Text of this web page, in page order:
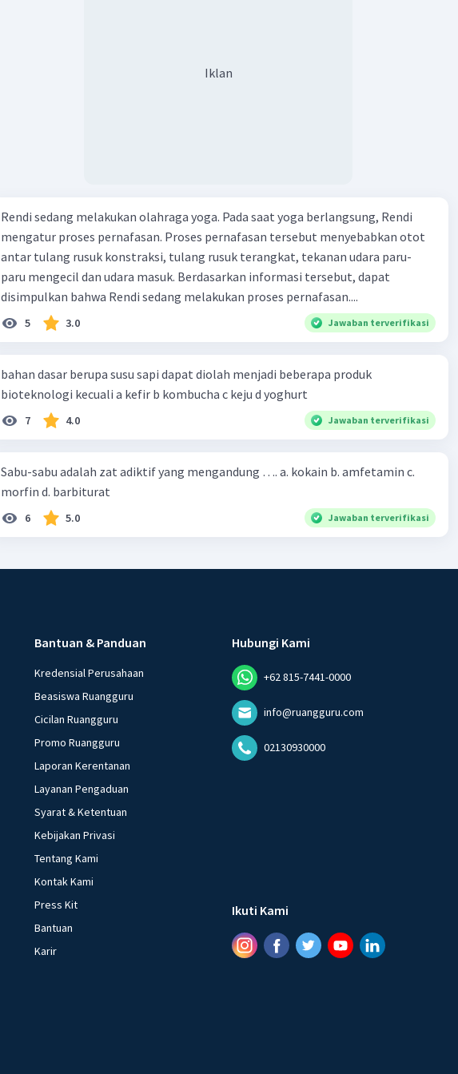
Iklan
Rendi sedang melakukan olahraga yoga. Pada saat yoga berlangsung, Rendi
mengatur proses pernafasan. Proses pernafasan tersebut menyebabkan otot
antar tulang rusuk konstraksi, tulang rusuk terangkat, tekanan udara paru-
paru mengecil dan udara masuk. Berdasarkan informasi tersebut, dapat
disimpulkan bahwa Rendi sedang melakukan proses pernafasan....
5 3.0 Jawaban terverifikasi
bahan dasar berupa susu sapi dapat diolah menjadi beberapa produk
bioteknologi kecuali a kefir b kombucha c keju d yoghurt
7 4.0 Jawaban terverifikasi
Sabu-sabu adalah zat adiktif yang mengandung …. a. kokain b. amfetamin c.
morfin d. barbiturat
6 5.0 Jawaban terverifikasi
Bantuan & Panduan
Kredensial Perusahaan
Beasiswa Ruangguru
Cicilan Ruangguru
Promo Ruangguru
Laporan Kerentanan
Layanan Pengaduan
Syarat & Ketentuan
Kebijakan Privasi
Tentang Kami
Kontak Kami
Press Kit
Bantuan
Karir
Hubungi Kami
+62 815-7441-0000
info@ruangguru.com
02130930000
Ikuti Kami